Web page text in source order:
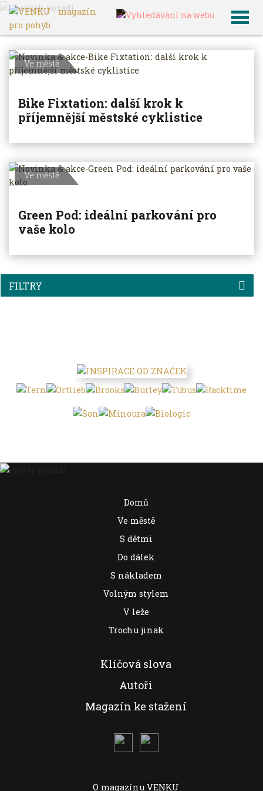
VENKU Archiv článků
FILTRY
Ve městě
Bike Fixtation: další krok k
příjemnější městské cyklistice
Ve městě
Green Pod: ideální parkování pro
vaše kolo
Domů
Ve městě
S dětmi
Do dálek
S nákladem
Volným stylem
V leže
Trochu jinak
Klíčová slova
Autoři
Magazín ke stažení
O magazínu VENKU